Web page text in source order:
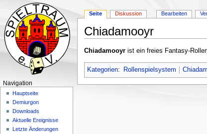
Chiadamooyr
Zur
springen
Zur
springen
Chiadamooyrist ein freies Fantasy-
Kategorien: Rollenspielsystem
Seite Diskussion Bearbeiten
Navigation
Hauptseite
Demiurgon
Downloads
Aktuelle Ereignisse
Letzte Änderungen